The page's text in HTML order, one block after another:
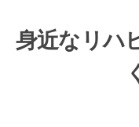
身近なリハ